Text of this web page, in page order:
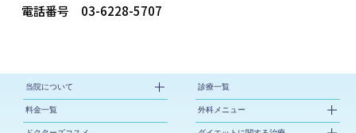
電話番号 03-6228-5707
当院について
料金一覧
診療一覧
外科メニュー